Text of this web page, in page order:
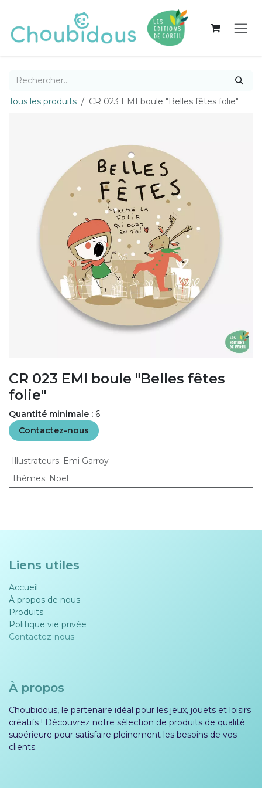
Tous les produits CR 023 EMI boule "Belles fêtes folie"
CR 023 EMI boule "Belles fêtes
folie"
Quantité minimale : 6
Contactez-nous
Illustrateurs: Emi Garroy
Thèmes: Noël
Liens utiles
Accueil
À propos de nous
Produits
Politique vie privée​​
Contactez-nous
À propos
Choubidous, le partenaire idéal pour les jeux, jouets et loisirs
créatifs ! Découvrez notre sélection de produits de qualité
supérieure pour satisfaire pleinement les besoins de vos
clients.